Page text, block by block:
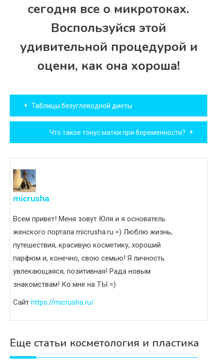
сегодня все о микротоках.
Воспользуйся этой
удивительной процедурой и
оцени, как она хороша!
Навигация
по
записям
Таблицы безуглеводной диеты
Что такое тонус матки при беременности?
micrusha
Всем привет! Меня зовут Юля и я основатель
женского портала micrusha.ru =) Люблю жизнь,
путешествия, красивую косметику, хороший
парфюм и, конечно, свою семью! Я личность
увлекающаяся, позитивная! Рада новым
знакомствам! Ко мне на ТЫ =)
Сайт https://micrusha.ru/
Еще статьи косметология и пластика